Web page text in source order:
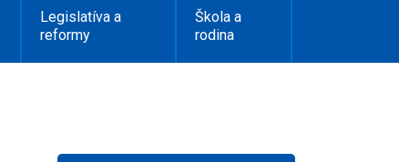
Legislatíva a
reformy
Škola a
rodina